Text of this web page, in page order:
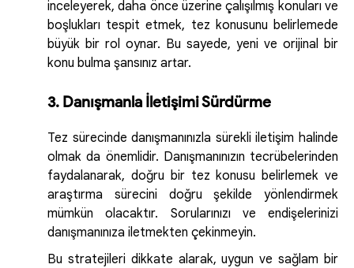
inceleyerek, daha önce üzerine çalışılmış konuları ve
boşlukları tespit etmek, tez konusunu belirlemede
büyük bir rol oynar. Bu sayede, yeni ve orijinal bir
konu bulma şansınız artar.
3. Danışmanla İletişimi Sürdürme
Tez sürecinde danışmanınızla sürekli iletişim halinde
olmak da önemlidir. Danışmanınızın tecrübelerinden
faydalanarak, doğru bir tez konusu belirlemek ve
araştırma sürecini doğru şekilde yönlendirmek
mümkün olacaktır. Sorularınızı ve endişelerinizi
danışmanınıza iletmekten çekinmeyin.
Bu stratejileri dikkate alarak, uygun ve sağlam bir